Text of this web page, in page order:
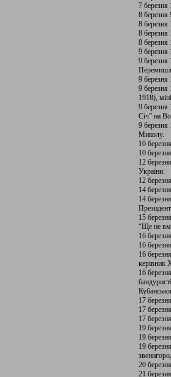
7
8
8
8
8
9
9
9 березня
9 березня
1918),
9
Січ” на
9 березня
Миколу.
10
10
12
України.
12
14
14
15
“Ще не
16
16
16
керівник
16
17
17
17
19
19
19
20
21